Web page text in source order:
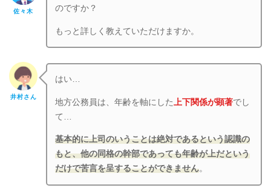
佐々木
のですか？
もっと詳しく教えていただけますか。
井村さん
はい…
地方公務員は、年齢を軸にした 上下関係が顕著でし
て…
基本的に上司のいうことは絶対であるという認識の
もと、他の同格の幹部であっても年齢が上だという
だけで苦言を呈することができません。